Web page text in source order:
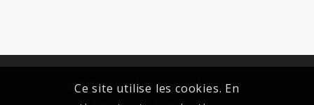
© 2021 Sophrologue-Hypnotherapeute-
Ce site utilise les cookies. En